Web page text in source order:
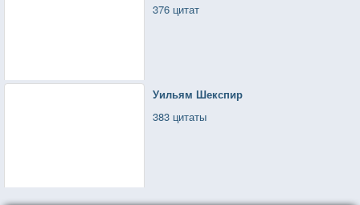
376 цитат
Уильям Шекспир
383 цитаты